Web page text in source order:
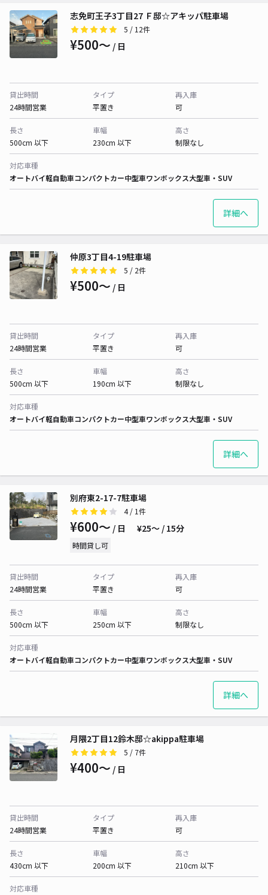
志免町王子3丁目27 Ｆ邸☆アキッパ駐車場
5 / 12件
¥500〜 / 日
貸出時間
24時間営業
タイプ
平置き
再入庫
可
長さ
500cm 以下
車幅
230cm 以下
高さ
制限なし
対応車種
オートバイ軽自動車コンパクトカー中型車ワンボックス大型車・SUV
詳細へ
仲原3丁目4-19駐車場
5 / 2件
¥500〜 / 日
貸出時間
24時間営業
タイプ
平置き
再入庫
可
長さ
500cm 以下
車幅
190cm 以下
高さ
制限なし
対応車種
オートバイ軽自動車コンパクトカー中型車ワンボックス大型車・SUV
詳細へ
別府東2-17-7駐車場
4/ 1件
¥600〜 / 日 ¥25〜 / 15分
時間貸し可
貸出時間
24時間営業
タイプ
平置き
再入庫
可
長さ
500cm 以下
車幅
250cm 以下
高さ
制限なし
対応車種
オートバイ軽自動車コンパクトカー中型車ワンボックス大型車・SUV
詳細へ
月隈2丁目12鈴木邸☆akippa駐車場
5 / 7件
¥400〜 / 日
貸出時間
24時間営業
タイプ
平置き
再入庫
可
長さ
430cm 以下
車幅
200cm 以下
高さ
210cm 以下
対応車種